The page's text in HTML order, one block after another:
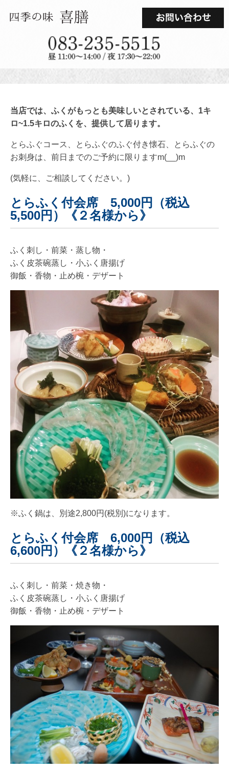
当店では、ふくがもっとも美味しいとされている、1キ
ロ~1.5キロのふくを、提供して居ります。
とらふぐコース、とらふぐのふぐ付き懐石、とらふぐの
お刺身は、前日までのご予約に限りますm(__)m
(気軽に、ご相談してください。)
とらふく付会席 5,000円（税込
5,500円）《２名様から》
ふく刺し・前菜・蒸し物・
ふく皮茶碗蒸し・小ふく唐揚げ
御飯・香物・止め椀・デザート
※ふく鍋は、別途2,800円(税別)になります。
とらふく付会席 6,000円（税込
6,600円）《２名様から》
ふく刺し・前菜・焼き物・
ふく皮茶碗蒸し・小ふく唐揚げ
御飯・香物・止め椀・デザート